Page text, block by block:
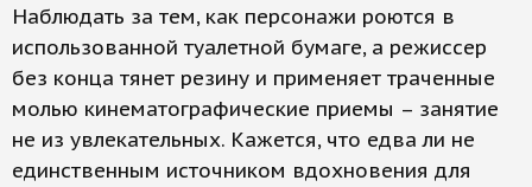
Наблюдать за тем, как персонажи роются в
использованной туалетной бумаге, а режиссер
без конца тянет резину и применяет траченные
молью кинематографические приемы – занятие
не из увлекательных. Кажется, что едва ли не
единственным источником вдохновения для